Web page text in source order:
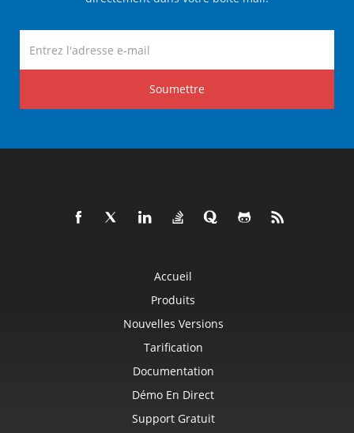
Soumettre
Accueil
Produits
Nouvelles Versions
Tarification
Documentation
Démo En Direct
Support Gratuit